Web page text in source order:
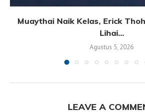
Muaythai Naik Kelas, Erick
Lihai...
Agustus 5, 2026
LEAVE A